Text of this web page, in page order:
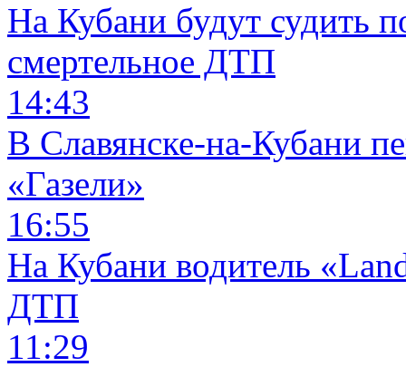
На Кубани будут судить
смертельное ДТП
14:43
В Славянске-на-Кубани
«Газели»
16:55
На Кубани водитель
ДТП
11:29